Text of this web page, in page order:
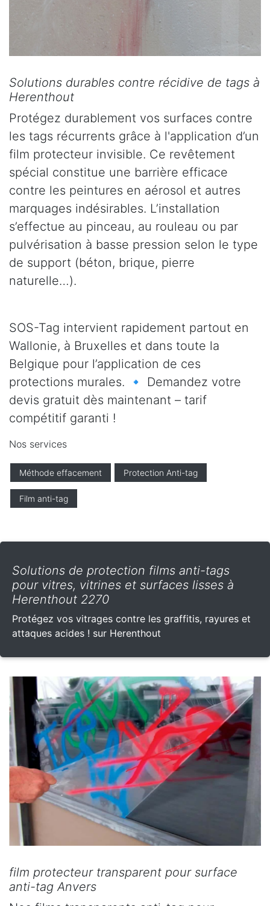
Solutions durables contre récidive de tags à
Herenthout
Protégez durablement vos surfaces contre
les tags récurrents grâce à l'application d’un
film protecteur invisible. Ce revêtement
spécial constitue une barrière efficace
contre les peintures en aérosol et autres
marquages indésirables. L’installation
s’effectue au pinceau, au rouleau ou par
pulvérisation à basse pression selon le type
de support (béton, brique, pierre
naturelle…).
SOS-Tag intervient rapidement partout en
Wallonie, à Bruxelles et dans toute la
Belgique pour l’application de ces
protections murales. 🔹 Demandez votre
devis gratuit dès maintenant – tarif
compétitif garanti !
Nos services
Méthode effacement Protection Anti-tag
Film anti-tag
Solutions de protection films anti-tags
pour vitres, vitrines et surfaces lisses à
Herenthout 2270
Protégez vos vitrages contre les graffitis, rayures et
attaques acides ! sur Herenthout
film protecteur transparent pour surface
anti-tag Anvers